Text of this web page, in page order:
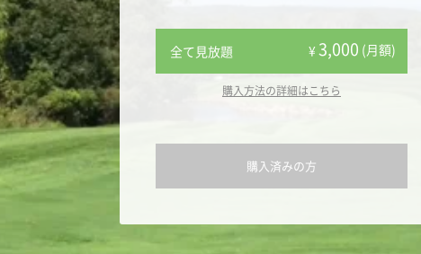
全て見放題 ¥3,000 (月額)
購入方法の詳細はこちら
購入済みの方